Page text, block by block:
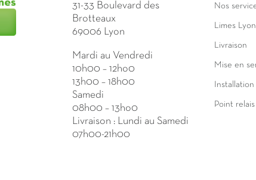
31-33 Boulevard des
Brotteaux
69006 Lyon
Mardi au Vendredi
10h00 – 12ho0
13h00 – 18h00
Samedi
08h00 – 13ho0
Livraison : Lundi au Samedi
07h00-21h00
Nos
Limes Lyon
Livraison
Mise en
Installation
Point relais